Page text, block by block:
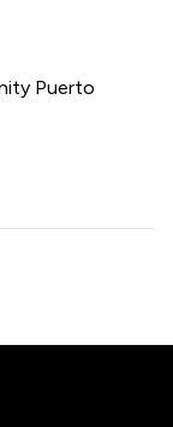
Puerto